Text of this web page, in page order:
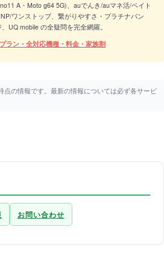
A・Moto g64 5G)、auでんき/auマネ活/ペイト
ワンストップ、繋がりやすさ・プラチナバン
UQ mobile の全疑問を完全網羅。
ラン・全対応機種・料金・家族割
点の情報です。最新の情報については必ず各サービ
お問い合わせ